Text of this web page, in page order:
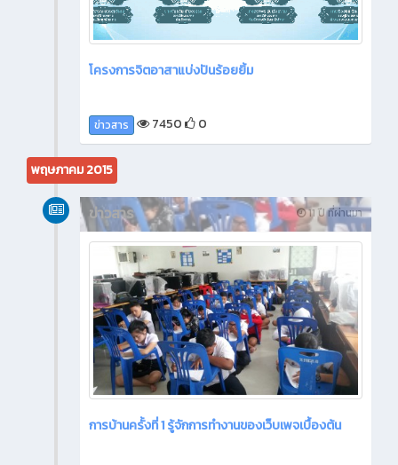
โครงการจิตอาสาแบ่งปันร้อยยิ้ม
ข่าวสาร 7450 0
พฤษภาคม 2015
11 ปี ที่ผ่านมา
ข่าวสาร
การบ้านครั้งที่ 1 รู้จักการทำงานของเว็บเพจเบื้องต้น